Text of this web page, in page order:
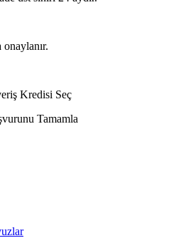
Kredisi Seç
Tamamla